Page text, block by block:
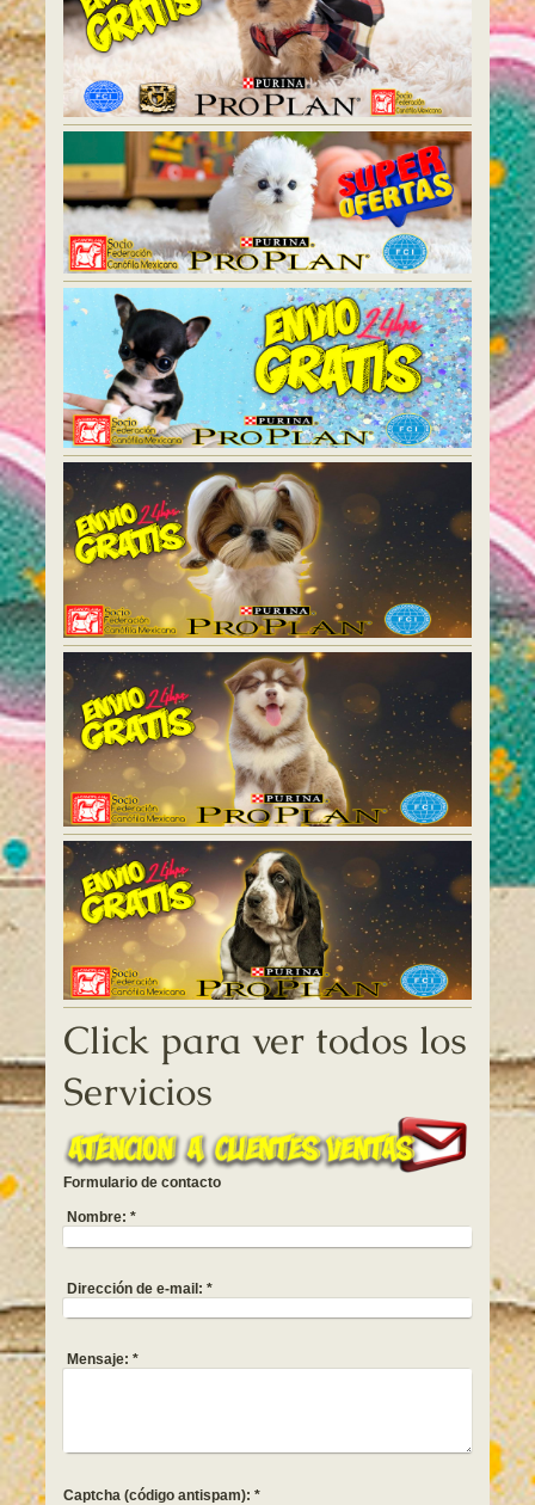
Click para ver todos los
Servicios
Formulario de contacto
Nombre: *
Dirección de e-mail: *
Mensaje: *
Captcha (código antispam): *